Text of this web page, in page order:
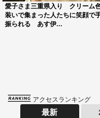
愛子さま三重県入り クリーム
装いで集まった人たちに笑顔で
振られる あす伊...
アクセスランキング
最新